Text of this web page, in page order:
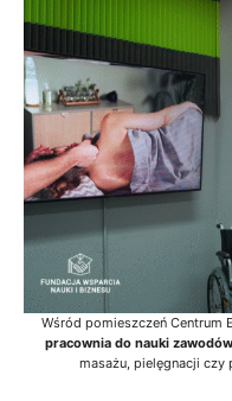
Wśród pomieszczeń Centrum
pracownia do nauki
masażu, pielęgnacji